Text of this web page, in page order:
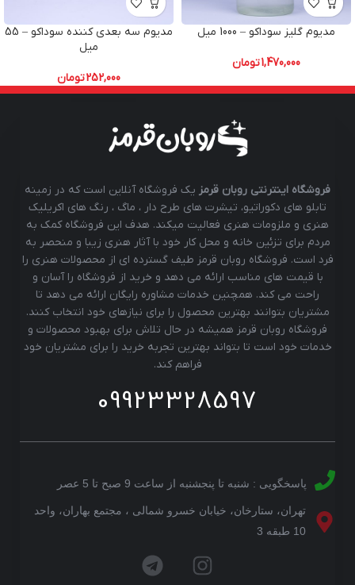
مدیوم گلیز سوداکو – 1000 میل
1,470,000تومان
مدیوم سه بعدی کننده سوداکو – 55
میل
252,000تومان
فروشگاه اینترنتی روبان قرمز یک فروشگاه آنلاین است که در زمینه
تابلو های دکوراتیو، تیشرت های طرح دار ، ماگ ، رنگ های اکریلیک
هنری و ملزومات هنری فعالیت میکند. هدف این فروشگاه کمک به
مردم برای تزئین خانه و محل کار خود با آثار هنری زیبا و منحصر به
فرد است. فروشگاه روبان قرمز طیف گسترده ای از محصولات هنری را
با قیمت های مناسب ارائه می دهد و خرید از فروشگاه را آسان و
راحت می کند. همچنین خدمات مشاوره رایگان ارائه می دهد تا
مشتریان بتوانند بهترین محصول را برای نیازهای خود انتخاب کنند.
فروشگاه روبان قرمز همیشه در حال تلاش برای بهبود محصولات و
خدمات خود است تا بتواند بهترین تجربه خرید را برای مشتریان خود
فراهم کند.
09923328597
پاسخگویی : شنبه تا پنجشنبه از ساعت 9 صبح تا 5 عصر
تهران، ستارخان، خیابان خسرو شمالی ، مجتمع بهاران، واحد
10 طبقه 3